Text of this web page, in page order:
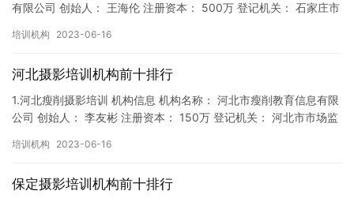
有限公司 创始人： 王海伦 注册资本： 500万 登记机关： 石家庄市
培训机构 2023-06-16
河北摄影培训机构前十排行
1.河北瘦削摄影培训 机构信息 机构名称： 河北市瘦削教育信息有限
公司 创始人： 李友彬 注册资本： 150万 登记机关： 河北市市场监
培训机构 2023-06-16
保定摄影培训机构前十排行